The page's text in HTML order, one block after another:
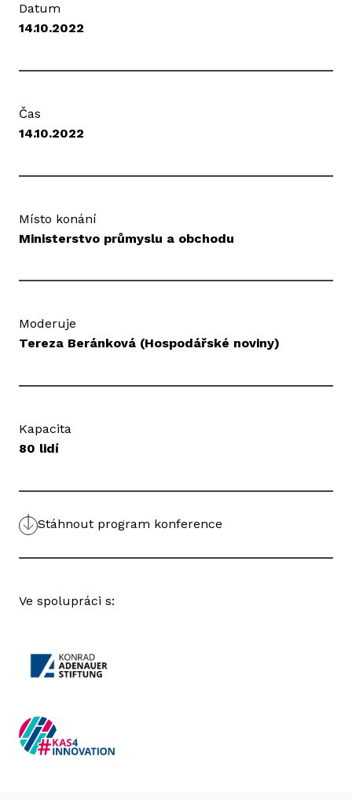
Datum
14.10.2022
Čas
14.10.2022
Místo konání
Ministerstvo průmyslu a obchodu
Moderuje
Tereza Beránková (Hospodářské noviny)
Kapacita
80 lidí
Stáhnout program konference
Ve spolupráci s: